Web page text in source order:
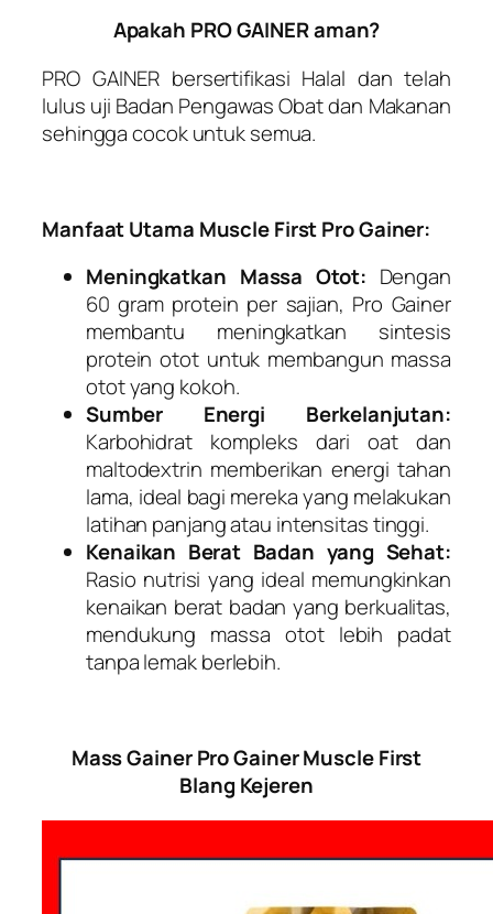
Apakah PRO GAINER aman?
PRO GAINER bersertifikasi Halal dan telah
lulus uji Badan Pengawas Obat dan Makanan
sehingga cocok untuk semua.
Manfaat Utama Muscle First Pro Gainer:
Meningkatkan Massa Otot: Dengan
60 gram protein per sajian, Pro Gainer
membantu meningkatkan sintesis
protein otot untuk membangun massa
otot yang kokoh.
Sumber Energi Berkelanjutan:
Karbohidrat kompleks dari oat dan
maltodextrin memberikan energi tahan
lama, ideal bagi mereka yang melakukan
latihan panjang atau intensitas tinggi.
Kenaikan Berat Badan yang Sehat:
Rasio nutrisi yang ideal memungkinkan
kenaikan berat badan yang berkualitas,
mendukung massa otot lebih padat
tanpa lemak berlebih.
Mass Gainer Pro Gainer Muscle First
Blang Kejeren